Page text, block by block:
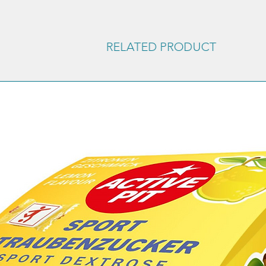
RELATED PRODUCT